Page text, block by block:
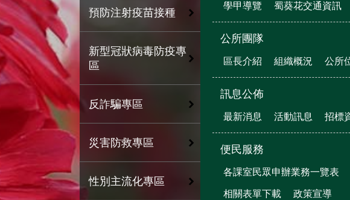
預防注射疫苗接種
新型冠狀病毒防疫專
區
反詐騙專區
災害防救專區
性別主流化專區
學甲導覽 蜀葵花交通資訊
公所團隊
區長介紹 組織概況 公所
訊息公佈
最新消息 活動訊息 招標
便民服務
各課室民眾申辦業務一覽表
相關表單下載 政策宣導